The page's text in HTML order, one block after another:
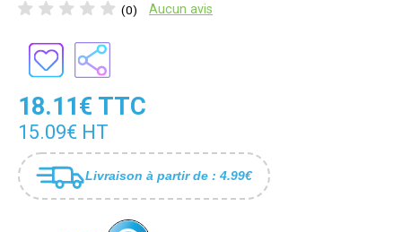
(0) Aucun avis
18.11€ TTC
15.09€ HT
Livraison à partir de : 4.99€